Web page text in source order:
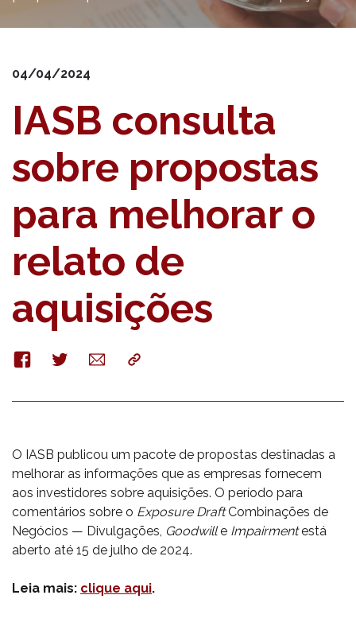
04/04/2024
IASB consulta
sobre propostas
para melhorar o
relato de
aquisições
FacebookTwitterE-
mail
Copy
O IASB publicou um pacote de propostas destinadas a
melhorar as informações que as empresas fornecem
aos investidores sobre aquisições. O período para
comentários sobre o Exposure DraftCombinações de
Negócios — Divulgações, Goodwille Impairmentestá
aberto até 15 de julho de 2024.
Leia mais: clique aqui.